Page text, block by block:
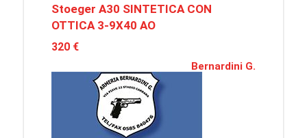
Stoeger A30 SINTETICA CON
OTTICA 3-9X40 AO
320 €
Bernardini G.